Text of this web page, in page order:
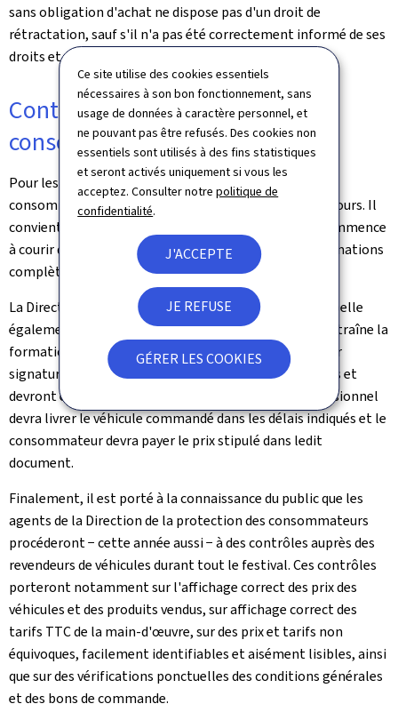
Ce site utilise des cookies essentiels
nécessaires à son bon fonctionnement, sans
usage de données à caractère personnel, et
ne pouvant pas être refusés. Des cookies non
essentiels sont utilisés à des fins statistiques
et seront activés uniquement si vous les
acceptez. Consulter notrepolitique de
confidentialité.
J'ACCEPTE
JE REFUSE
GÉRER LES COOKIES
sans obligation d'achat ne dispose pas d'un droit de
rétractation, sauf s'il n'a pas été correctement informé de ses
droits et obligations (
Contrats de crédit à la
consommation
Pour les contrats de crédit à la consommation, le
consommateur dispose d'un droit de rétraction de 14 jours. Il
convient de préciser que ce délai de rétractation ne commence
à courir que lorsque le consommateur a reçu des informations
complètes et précises.
La Direction de la protection des consommateurs rappelle
également que la signature d'un bon de commande entraîne la
formation d'un contrat avec le professionnel. Avec leur
signature, les deux parties sont valablement engagées et
devront exécuter le contrat, c'est-à-dire que le professionnel
devra livrer le véhicule commandé dans les délais indiqués et le
consommateur devra payer le prix stipulé dans ledit
document.
Finalement, il est porté à la connaissance du public que les
agents de la Direction de la protection des consommateurs
procéderont − cette année aussi − à des contrôles auprès des
revendeurs de véhicules durant tout le festival. Ces contrôles
porteront notamment sur l'affichage correct des prix des
véhicules et des produits vendus, sur affichage correct des
tarifs TTC de la main-d'œuvre, sur des prix et tarifs non
équivoques, facilement identifiables et aisément lisibles, ainsi
que sur des vérifications ponctuelles des conditions générales
et des bons de commande.